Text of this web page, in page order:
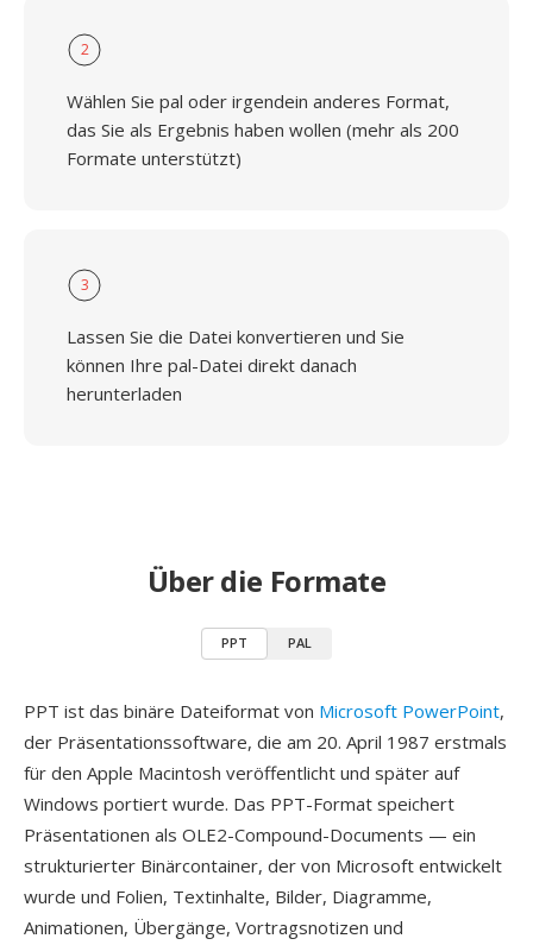
2
Wählen Sie pal oder irgendein anderes Format,
das Sie als Ergebnis haben wollen (mehr als 200
Formate unterstützt)
3
Lassen Sie die Datei konvertieren und Sie
können Ihre pal-Datei direkt danach
herunterladen
Über die Formate
PPT PAL
PPT ist das binäre Dateiformat von Microsoft PowerPoint,
der Präsentationssoftware, die am 20. April 1987 erstmals
für den Apple Macintosh veröffentlicht und später auf
Windows portiert wurde. Das PPT-Format speichert
Präsentationen als OLE2-Compound-Documents — ein
strukturierter Binärcontainer, der von Microsoft entwickelt
wurde und Folien, Textinhalte, Bilder, Diagramme,
Animationen, Übergänge, Vortragsnotizen und